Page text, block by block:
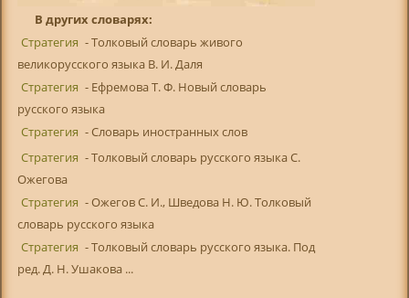
В других словарях:
Стратегия - Толковый словарь живого
великорусского языка В. И. Даля
Стратегия - Ефремова Т. Ф. Новый словарь
русского языка
Стратегия - Словарь иностранных слов
Стратегия - Толковый словарь русского языка С.
Ожегова
Стратегия - Ожегов С. И., Шведова Н. Ю. Толковый
словарь русского языка
Стратегия - Толковый словарь русского языка. Под
ред. Д. Н. Ушакова ...